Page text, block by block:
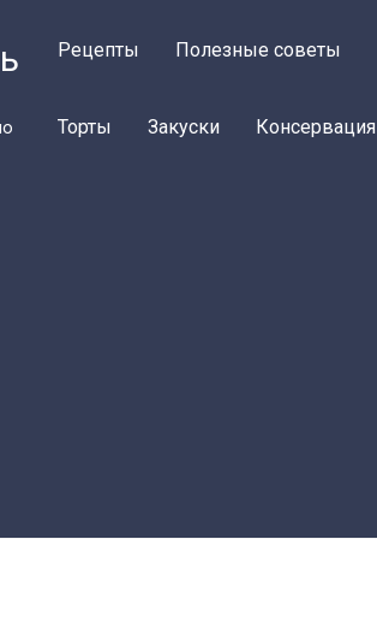
Рецепты Полезные советы
Торты Закуски Консервация